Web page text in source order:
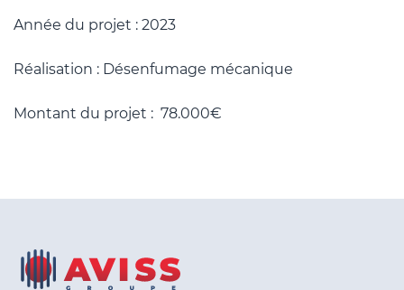
Année du projet : 2023
Réalisation : Désenfumage mécanique
Montant du projet : 78.000€